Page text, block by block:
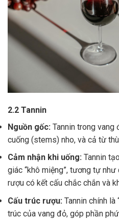
2.2 Tannin
Nguồn gốc: Tannin trong
cuống (stems) nho, và cả từ
Cảm nhận khi uống: Tannin
giác “khô miệng”, tương tự
rượu có kết cấu chắc chắn và
Cấu trúc rượu: Tannin chính là
trúc của vang đỏ, góp phần